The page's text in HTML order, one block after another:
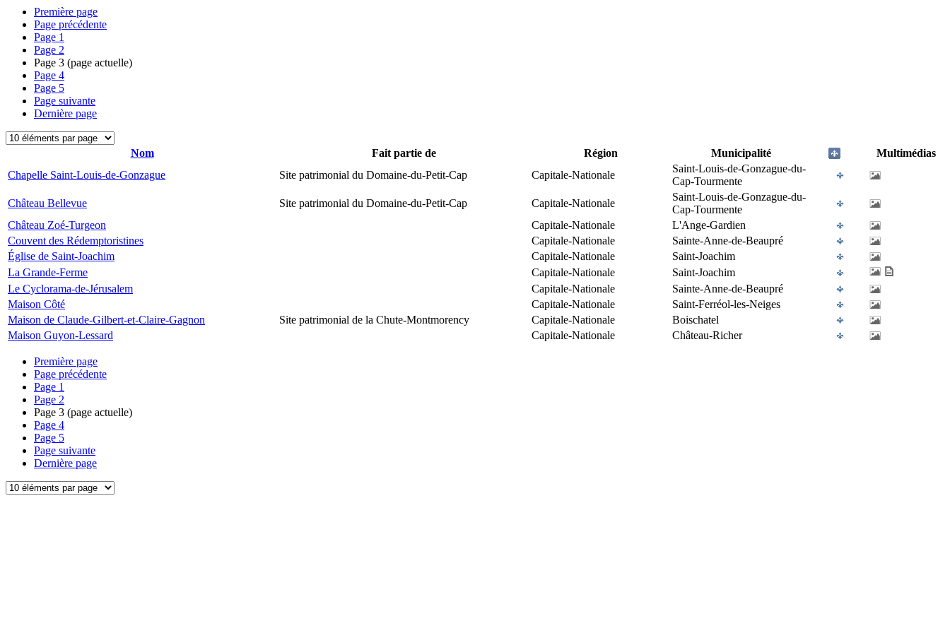
Première page
Page précédente
Page 1
Page 2
Page 3 (page actuelle)
Page 4
Page 5
Page suivante
Dernière page
Nom Fait partie de Région Municipalité
Multimédias
Chapelle Saint-Louis-de-Gonzague
Site patrimonial du Domaine-du-Petit-Cap Capitale-Nationale
Saint-Louis-de-Gonzague-du-
Cap-Tourmente
Château Bellevue
Site patrimonial du Domaine-du-Petit-Cap Capitale-Nationale
Saint-Louis-de-Gonzague-du-
Cap-Tourmente
Château Zoé-Turgeon
Capitale-Nationale
L'Ange-Gardien
Couvent des Rédemptoristines
Capitale-Nationale
Sainte-Anne-de-Beaupré
Église de Saint-Joachim
Capitale-Nationale
Saint-Joachim
La Grande-Ferme
Capitale-Nationale
Saint-Joachim
Le Cyclorama-de-Jérusalem
Capitale-Nationale
Sainte-Anne-de-Beaupré
Maison Côté
Capitale-Nationale
Saint-Ferréol-les-Neiges
Maison de Claude-Gilbert-et-Claire-Gagnon
Site patrimonial de la Chute-Montmorency Capitale-Nationale
Boischatel
Maison Guyon-Lessard
Capitale-Nationale Château-Richer
Première page
Page précédente
Page 1
Page 2
Page 3 (page actuelle)
Page 4
Page 5
Page suivante
Dernière page